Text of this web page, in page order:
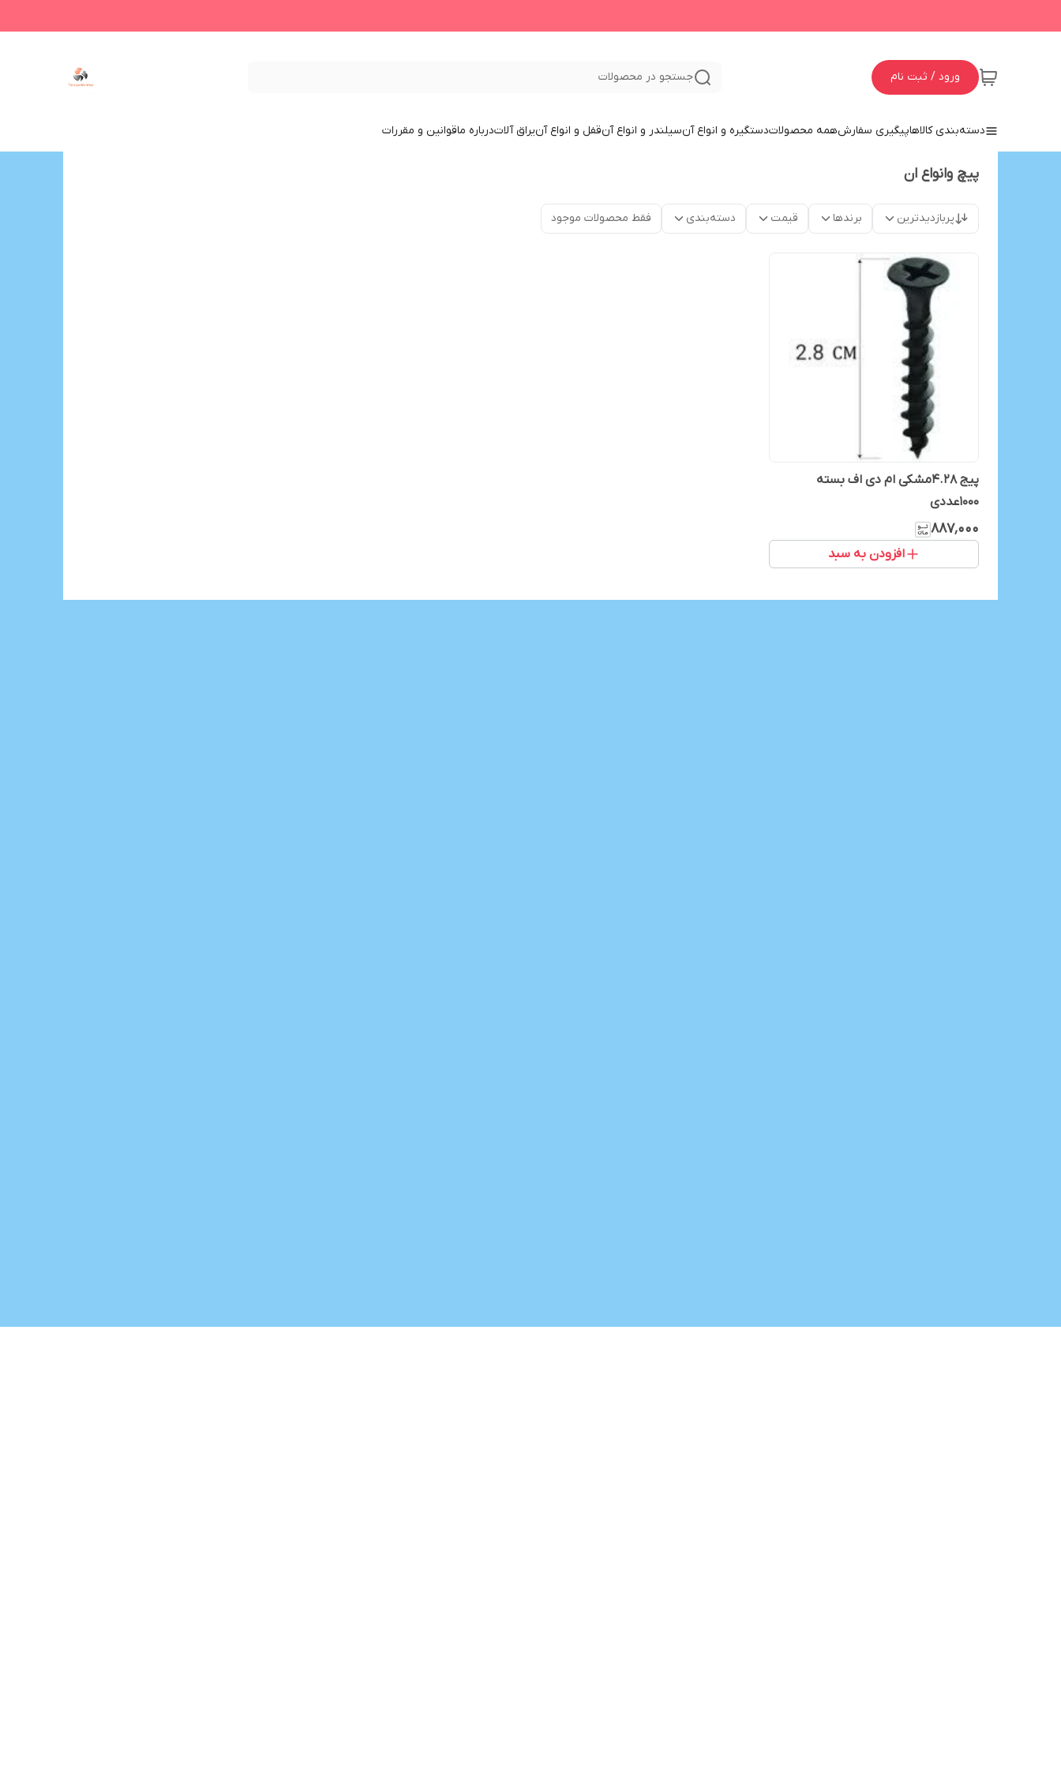
ورود / ثبت نام جستجو در محصولات
دسته‌بندی کالاهاپیگیری سفارشهمه محصولاتدستگیره و انواع آنسیلندر و انواع آنقفل و انواع آنیراق آلاتدرباره ماقوانین و مقررات
پیچ وانواع ان
پربازدیدترین برندها قیمت دسته‌بندی فقط محصولات موجود
پیج 4.28مشکی ام دی اف بسته
1000عددی
۸۸۷٬۰۰۰
افزودن به سبد